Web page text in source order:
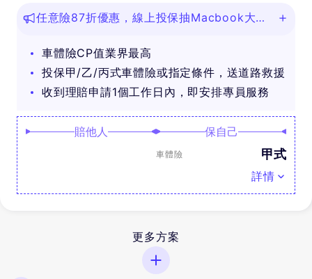
任意險87折優惠，線上投保抽Macbook大
車體險CP值業界最高
投保甲/乙/丙式車體險或指定條件，送道路救援
收到理賠申請1個工作日內，即安排專員服務
賠他人 保自己
車體險 甲式
詳情
更多方案